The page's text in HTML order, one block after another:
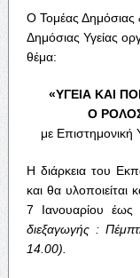
Ο Τομέας Δημόσιας
Δημόσιας Υγείας
θέμα:
«ΥΓΕΙΑ ΚΑΙ
Ο
με
Η διάρκεια του
και θα
7 Ιανουαρίου έως
διεξαγωγής :
14.00).